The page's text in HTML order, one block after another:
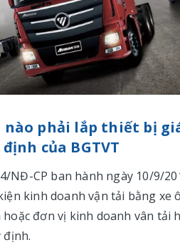
nào phải lắp thiết bị
của BGTVT
NĐ-CP ban hành ngày 10/9/
kinh doanh vận tải bằng
đơn vị kinh doanh vân